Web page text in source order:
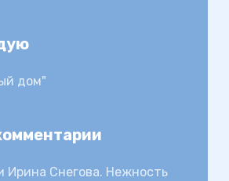
дом"
Ирина Снегова. Нежность